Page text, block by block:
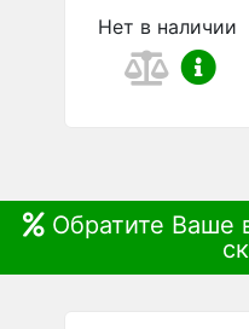
Нет в наличии
Обратите Ваше